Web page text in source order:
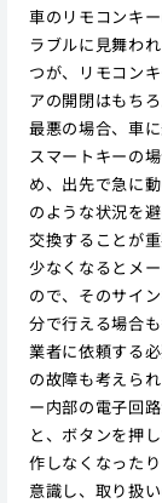
車のリモコンキ
ラブルに見舞わ
つが、リモコン
アの開閉はもち
最悪の場合、車
スマートキーの
め、出先で急に
のような状況を
交換することが
少なくなるとメ
ので、そのサイ
分で行える場合
業者に依頼する
の故障も考えら
ー内部の電子回
と、ボタンを押
作しなくなった
意識し、取り扱